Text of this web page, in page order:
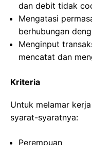
dan debit tidak
Mengatasi
berhubungan
Menginput
mencatat dan
Kriteria
Untuk melamar
syarat-syaratnya:
Perempuan